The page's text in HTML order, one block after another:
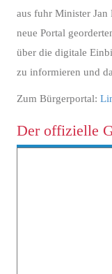
aus fuhr Minister
neue Portal
über die digitale
zu informieren und
Zum Bürgerportal:
Der offizielle